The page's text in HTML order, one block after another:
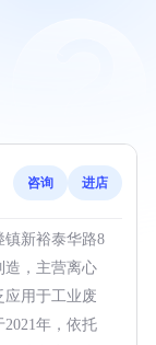
咨询 进店
镇新裕泰华路8
造，主营离心
应用于工业废
年，依托